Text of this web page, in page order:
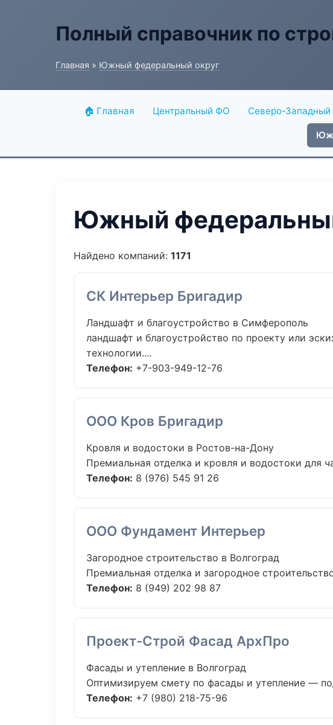
Полный справочник по
Главная » Южный федеральный округ
🏠 Главная Центральный ФО Северо-
Южный
Найдено компаний: 1171
СК Интерьер Бригадир
Ландшафт и благоустройство в Симферополь
ландшафт и благоустройство по проекту или
технологии....
Телефон: +7-903-949-12-76
ООО Кров Бригадир
Кровля и водостоки в Ростов-на-Дону
Премиальная отделка и кровля и водостоки для
Телефон: 8 (976) 545 91 26
ООО Фундамент Интерьер
Загородное строительство в Волгоград
Премиальная отделка и загородное
Телефон: 8 (949) 202 98 87
Проект-Строй Фасад АрхПро
Фасады и утепление в Волгоград
Оптимизируем смету по фасады и утепление —
Телефон: +7 (980) 218-75-96